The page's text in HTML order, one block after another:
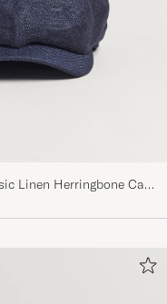
Linen Herringbone Cap